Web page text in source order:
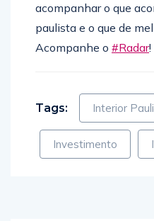
acompanhar o que
paulista e o que de
Acompanhe o #Radar!
Tags: Interior
Investimento